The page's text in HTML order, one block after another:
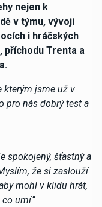
nejen k
v týmu, vývoji
i hráčských
příchodu Trenta a
kterým jsme už v
pro nás dobrý test a
spokojený, šťastný a
že si zaslouží
mohl v klidu hrát,
co umí.“